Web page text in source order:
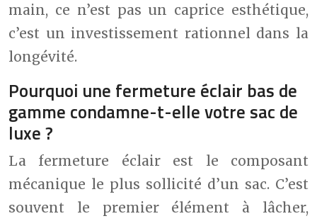
main, ce n’est pas un caprice esthétique,
c’est un investissement rationnel dans la
longévité.
Pourquoi une fermeture éclair bas de
gamme condamne-t-elle votre sac de
luxe ?
La fermeture éclair est le composant
mécanique le plus sollicité d’un sac. C’est
souvent le premier élément à lâcher,